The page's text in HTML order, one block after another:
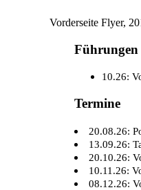
Vorderseite Flyer,
Führungen
10.26:
Termine
20.08.26:
13.09.26:
20.10.26:
10.11.26:
08.12.26: